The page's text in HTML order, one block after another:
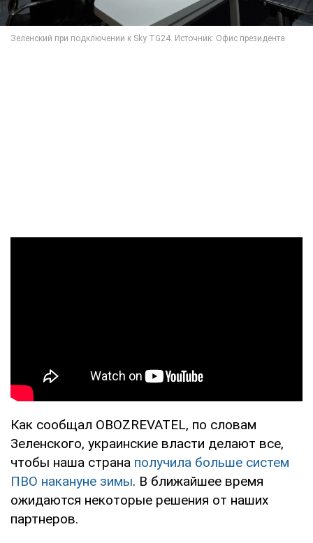
Как сообщал OBOZREVATEL, по словам
Зеленского, украинские власти делают все,
чтобы наша страна получила больше систем
ПВО накануне зимы. В ближайшее время
ожидаются некоторые решения от наших
партнеров.